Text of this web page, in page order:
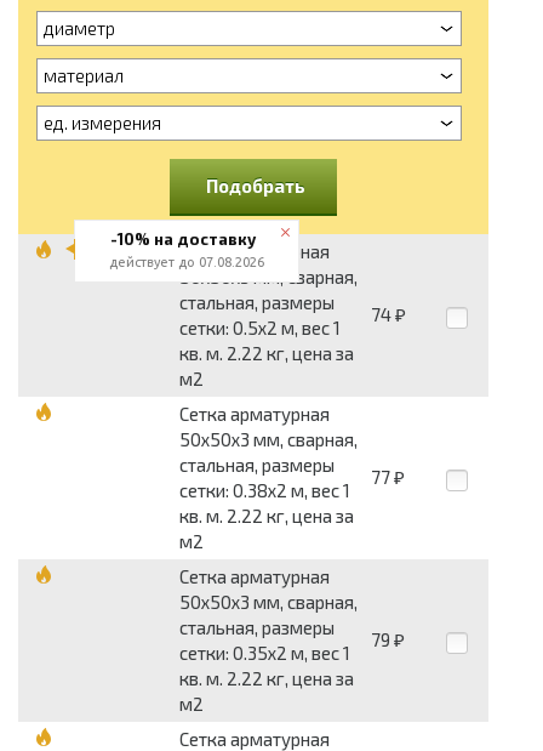
диаметр
материал
ед. измерения
Подобрать
Сетка арматурная
50x50x3 мм, сварная,
стальная, размеры
сетки: 0.5x2 м, вес 1
кв. м. 2.22 кг, цена за
м2
74 ₽
Сетка арматурная
50x50x3 мм, сварная,
стальная, размеры
сетки: 0.38x2 м, вес 1
кв. м. 2.22 кг, цена за
м2
77 ₽
Сетка арматурная
50x50x3 мм, сварная,
стальная, размеры
сетки: 0.35x2 м, вес 1
кв. м. 2.22 кг, цена за
м2
79 ₽
Сетка арматурная
-10% на доставку
действует до 07.08.2026